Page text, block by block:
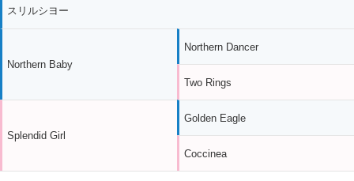
スリルシヨー
Northern Baby
Splendid Girl
Northern Dancer
Two Rings
Golden Eagle
Coccinea